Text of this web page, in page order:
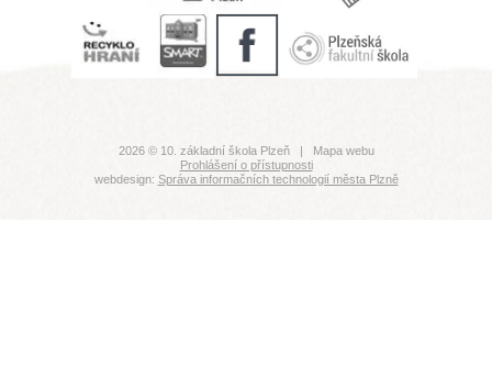
2026 © 10. základní škola Plzeň |
Mapa webu
Prohlášení o přístupnosti
webdesign: Správa informačních technologií města Plzně